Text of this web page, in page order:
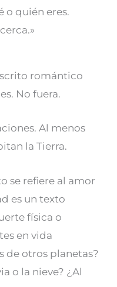
o quién eres.
romántico
No fuera.
Al menos
la Tierra.
se refiere al amor
es un texto
física o
en vida
de otros planetas?
o la nieve? ¿Al